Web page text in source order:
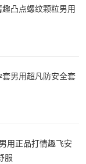
凸点螺纹颗粒男用
男用超凡防安全套
用正品打情趣飞安
服